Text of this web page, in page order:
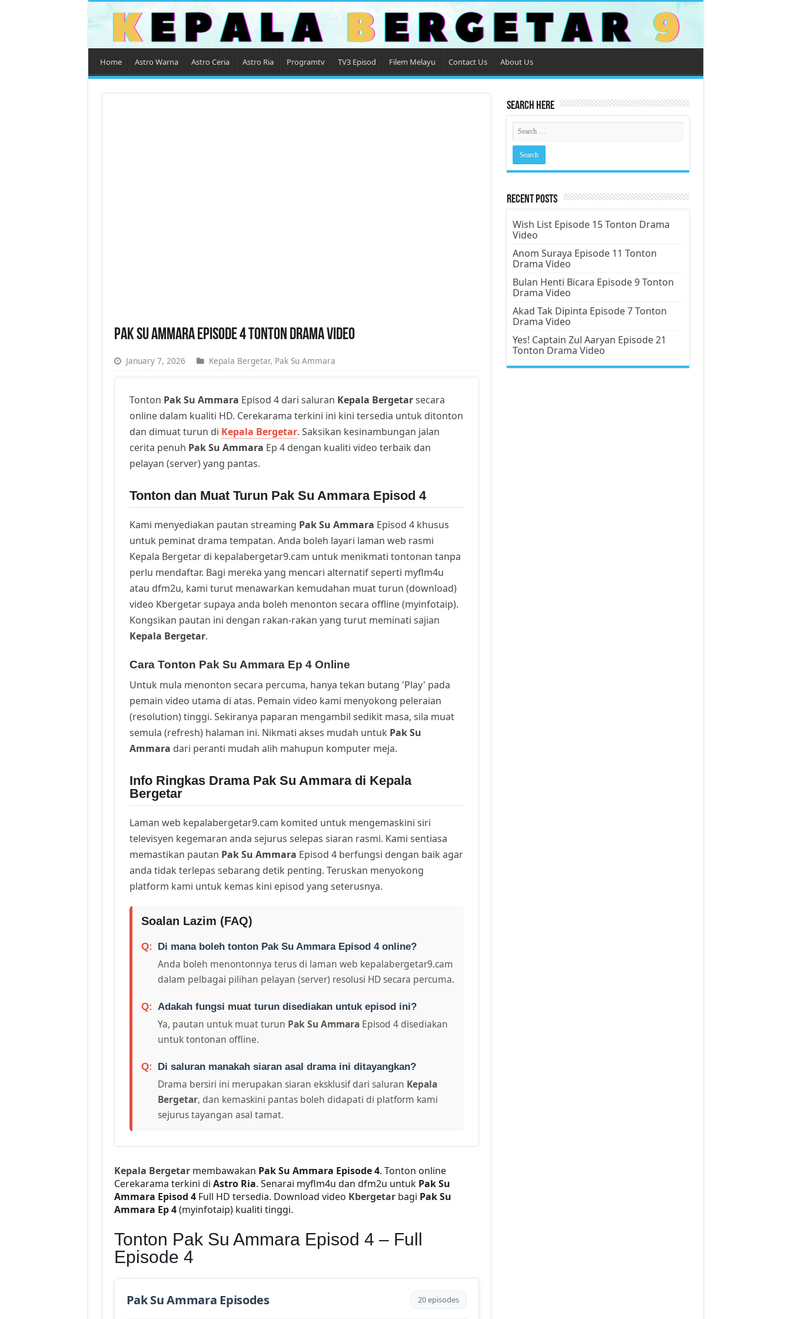
Home Astro Warna Astro Ceria Astro Ria Programtv TV3 Episod Filem Melayu Contact Us About Us
Pak Su Ammara Episode 4 Tonton Drama Video
January 7, 2026 Kepala Bergetar, Pak Su Ammara
Tonton Pak Su Ammara Episod 4 dari saluran Kepala Bergetarsecara
online dalam kualiti HD. Cerekarama terkini ini kini tersedia untuk ditonton
dan dimuat turun di Kepala Bergetar. Saksikan kesinambungan jalan
cerita penuh Pak Su Ammara Ep 4 dengan kualiti video terbaik dan
pelayan (server) yang pantas.
Tonton dan Muat Turun Pak Su Ammara Episod 4
Kami menyediakan pautan streaming Pak Su Ammara Episod 4 khusus
untuk peminat drama tempatan. Anda boleh layari laman web rasmi
Kepala Bergetar di kepalabergetar9.cam untuk menikmati tontonan tanpa
perlu mendaftar. Bagi mereka yang mencari alternatif seperti myflm4u
atau dfm2u, kami turut menawarkan kemudahan muat turun (download)
video Kbergetar supaya anda boleh menonton secara offline (myinfotaip).
Kongsikan pautan ini dengan rakan-rakan yang turut meminati sajian
Kepala Bergetar.
Cara Tonton Pak Su Ammara Ep 4 Online
Untuk mula menonton secara percuma, hanya tekan butang 'Play' pada
pemain video utama di atas. Pemain video kami menyokong peleraian
(resolution) tinggi. Sekiranya paparan mengambil sedikit masa, sila muat
semula (refresh) halaman ini. Nikmati akses mudah untuk Pak Su
Ammara dari peranti mudah alih mahupun komputer meja.
Info Ringkas Drama Pak Su Ammara di Kepala
Bergetar
Laman web kepalabergetar9.cam komited untuk mengemaskini siri
televisyen kegemaran anda sejurus selepas siaran rasmi. Kami sentiasa
memastikan pautan Pak Su Ammara Episod 4 berfungsi dengan baik agar
anda tidak terlepas sebarang detik penting. Teruskan menyokong
platform kami untuk kemas kini episod yang seterusnya.
Soalan Lazim (FAQ)
Di mana boleh tonton Pak Su Ammara Episod 4 online?
Anda boleh menontonnya terus di laman web kepalabergetar9.cam
dalam pelbagai pilihan pelayan (server) resolusi HD secara percuma.
Adakah fungsi muat turun disediakan untuk episod ini?
Ya, pautan untuk muat turun Pak Su AmmaraEpisod 4 disediakan
untuk tontonan offline.
Di saluran manakah siaran asal drama ini ditayangkan?
Drama bersiri ini merupakan siaran eksklusif dari saluran Kepala
Bergetar, dan kemaskini pantas boleh didapati di platform kami
sejurus tayangan asal tamat.
Kepala Bergetarmembawakan Pak Su Ammara Episode 4. Tonton online
Cerekarama terkini di Astro Ria. Senarai myflm4u dan dfm2u untuk Pak Su
Ammara Episod 4Full HD tersedia. Download video Kbergetarbagi Pak Su
Ammara Ep 4(myinfotaip) kualiti tinggi.
Tonton Pak Su Ammara Episod 4 – Full
Episode 4
Pak Su Ammara Episodes 20 episodes
Search Here
Recent Posts
Wish List Episode 15 Tonton Drama
Video
Anom Suraya Episode 11 Tonton
Drama Video
Bulan Henti Bicara Episode 9 Tonton
Drama Video
Akad Tak Dipinta Episode 7 Tonton
Drama Video
Yes! Captain Zul Aaryan Episode 21
Tonton Drama Video